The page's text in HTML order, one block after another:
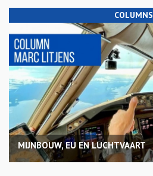
COLUMNS
MIJNBOUW, EU EN LUCHTVAART